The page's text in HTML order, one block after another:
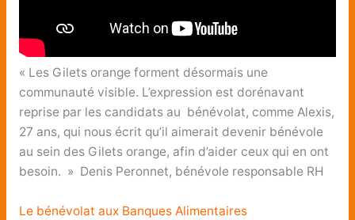
« Les Gilets orange forment désormais une
communauté visible. L’expression est dorénavant
reprise par les candidats au bénévolat, comme Alexis,
27 ans, qui nous écrit qu’il aimerait devenir bénévole
au sein des Gilets orange, afin d’aider ceux qui en ont
besoin. » Denis Peronnet, bénévole responsable RH
Le bénévolat aux Banques Alimentaires